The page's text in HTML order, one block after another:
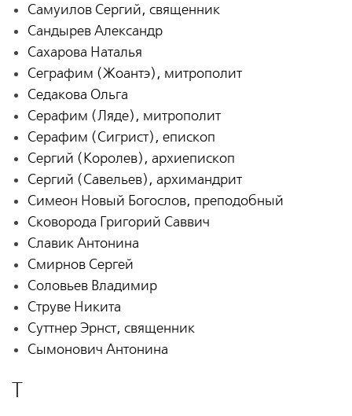
Самуилов Сергий, священник
Сандырев Александр
Сахарова Наталья
Сеграфим (Жоантэ), митрополит
Седакова Ольга
Серафим (Ляде), митрополит
Серафим (Сигрист), епископ
Сергий (Королев), архиепископ
Сергий (Савельев), архимандрит
Симеон Новый Богослов, преподобный
Сковорода Григорий Саввич
Славик Антонина
Смирнов Сергей
Соловьев Владимир
Струве Никита
Суттнер Эрнст, священник
Сымонович Антонина
Т